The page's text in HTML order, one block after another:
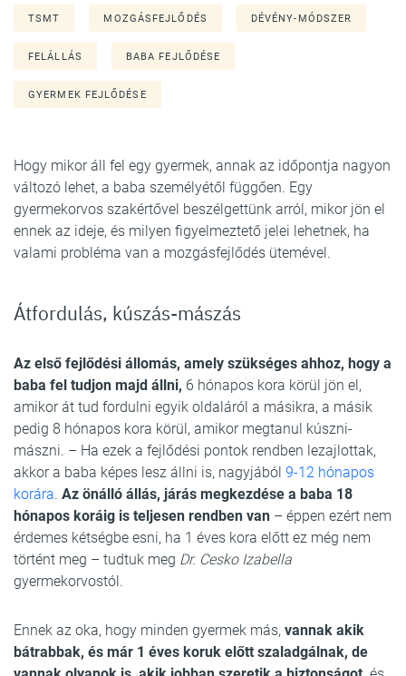
TSMT MOZGÁSFEJLŐDÉS DÉVÉNY-MÓDSZER
FELÁLLÁS BABA FEJLŐDÉSE
GYERMEK FEJLŐDÉSE
Hogy mikor áll fel egy gyermek, annak az időpontja nagyon
változó lehet, a baba személyétől függően. Egy
gyermekorvos szakértővel beszélgettünk arról, mikor jön el
ennek az ideje, és milyen figyelmeztető jelei lehetnek, ha
valami probléma van a mozgásfejlődés ütemével.
Átfordulás, kúszás-mászás
Az első fejlődési állomás, amely szükséges ahhoz, hogy a
baba fel tudjon majd állni, 6 hónapos kora körül jön el,
amikor át tud fordulni egyik oldaláról a másikra, a másik
pedig 8 hónapos kora körül, amikor megtanul kúszni-
mászni. – Ha ezek a fejlődési pontok rendben lezajlottak,
akkor a baba képes lesz állni is, nagyjából 9-12 hónapos
korára. Az önálló állás, járás megkezdése a baba 18
hónapos koráig is teljesen rendben van – éppen ezért nem
érdemes kétségbe esni, ha 1 éves kora előtt ez még nem
történt meg – tudtuk meg Dr. Cesko Izabella
gyermekorvostól.
Ennek az oka, hogy minden gyermek más, vannak akik
bátrabbak, és már 1 éves koruk előtt szaladgálnak, de